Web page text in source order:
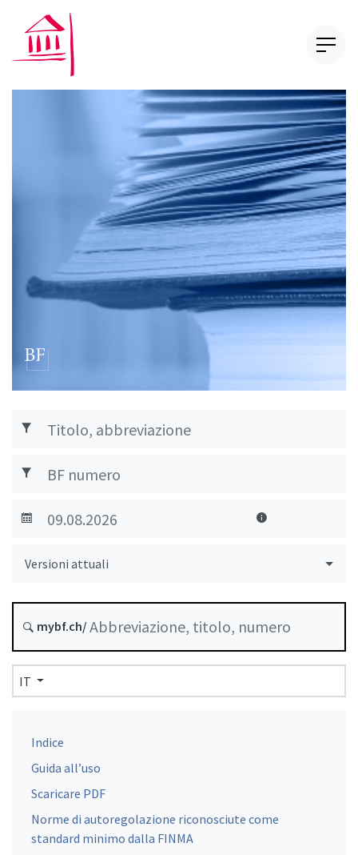
Versioni attuali
mybf.ch/
IT
Indice
Guida all’uso
Scaricare PDF
Norme di autoregolazione riconosciute come
standard minimo dalla FINMA